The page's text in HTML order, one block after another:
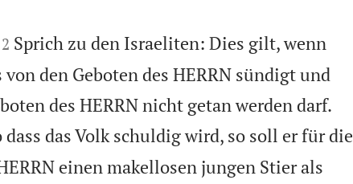

2 Sprich zu den Israeliten: Dies gilt, wenn
den Geboten des HERRN sündigt und
des HERRN nicht getan werden darf.
das Volk schuldig wird, so soll er für die
einen makellosen jungen Stier als